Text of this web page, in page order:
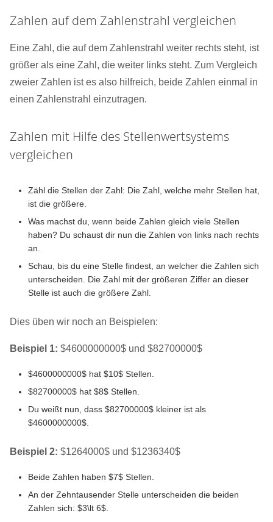
Zahlen auf dem Zahlenstrahl vergleichen
Eine Zahl, die auf dem Zahlenstrahl weiter rechts steht, ist
größer als eine Zahl, die weiter links steht. Zum Vergleich
zweier Zahlen ist es also hilfreich, beide Zahlen einmal in
einen Zahlenstrahl einzutragen.
Zahlen mit Hilfe des Stellenwertsystems
vergleichen
Zähl die Stellen der Zahl: Die Zahl, welche mehr Stellen hat,
ist die größere.
Was machst du, wenn beide Zahlen gleich viele Stellen
haben? Du schaust dir nun die Zahlen von links nach rechts
an.
Schau, bis du eine Stelle findest, an welcher die Zahlen sich
unterscheiden. Die Zahl mit der größeren Ziffer an dieser
Stelle ist auch die größere Zahl.
Dies üben wir noch an Beispielen:
Beispiel 1: $4600000000$ und $82700000$
$4600000000$ hat $10$ Stellen.
$82700000$ hat $8$ Stellen.
Du weißt nun, dass $82700000$ kleiner ist als
$4600000000$.
Beispiel 2: $1264000$ und $1236340$
Beide Zahlen haben $7$ Stellen.
An der Zehntausender Stelle unterscheiden die beiden
Zahlen sich: $3\lt 6$.